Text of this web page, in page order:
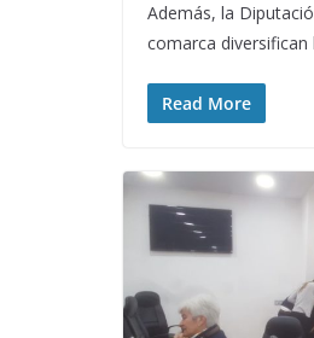
Además, la
comarca diversifican
Read More